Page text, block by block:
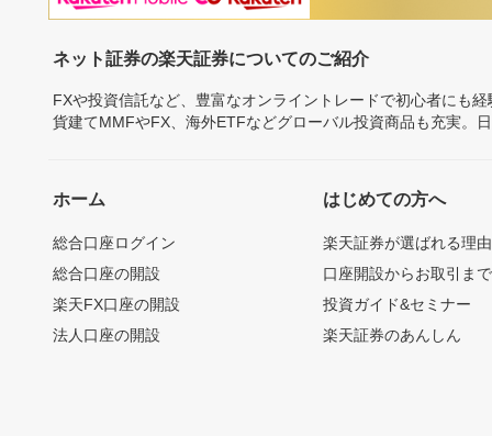
ネット証券の楽天証券についてのご紹介
FXや投資信託など、豊富なオンライントレードで初心者にも
貨建てMMFやFX、海外ETFなどグローバル投資商品も充実。
ホーム
総合口座ログイン
総合口座の開設
楽天FX口座の開設
法人口座の開設
はじめての方へ
楽天証券が選ばれる理由
口座開設からお取引ま
投資ガイド&セミナー
楽天証券のあんしん